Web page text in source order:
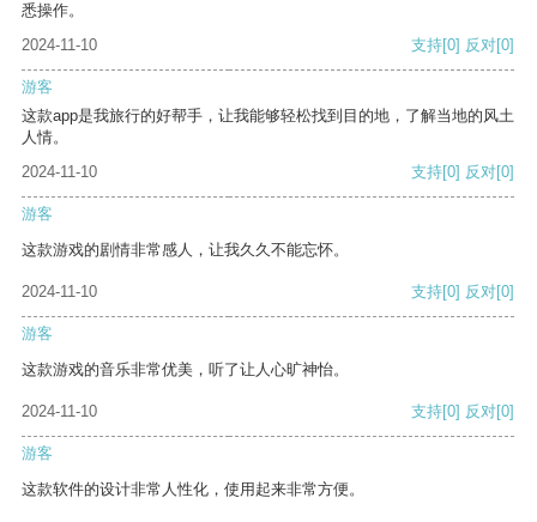
悉操作。
2024-11-10
支持[0] 反对[0]
游客
这款app是我旅行的好帮手，让我能够轻松找到目的地，了解当地的风土
人情。
2024-11-10
支持[0] 反对[0]
游客
这款游戏的剧情非常感人，让我久久不能忘怀。
2024-11-10 支持[0] 反对[0]
游客
这款游戏的音乐非常优美，听了让人心旷神怡。
2024-11-10 支持[0] 反对[0]
游客
这款软件的设计非常人性化，使用起来非常方便。